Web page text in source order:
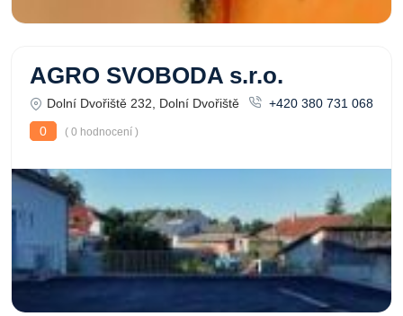
AGRO SVOBODA s.r.o.
Dolní Dvořiště 232, Dolní Dvořiště
+420 380 731 068
0
( 0 hodnocení )